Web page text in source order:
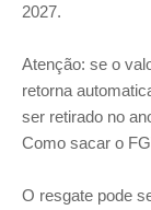
2027.
Atenção: se o
retorna
ser retirado no
Como sacar o
O resgate pode